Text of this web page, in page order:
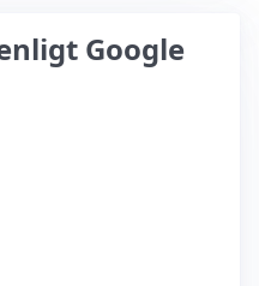
Google